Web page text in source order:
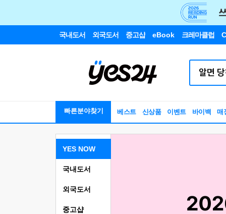
국내도서 외국도서 중고샵 eBook 크레마클럽
빠른분야찾기 베스트 신상품 이벤트 바이백 매
YES NOW
국내도서
외국도서
중고샵